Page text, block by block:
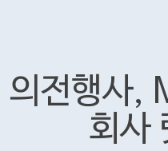
의전행사,
회사